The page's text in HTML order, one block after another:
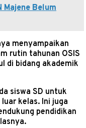
Majene Belum
menyampaikan
rutin tahunan OSIS
di bidang akademik
siswa SD untuk
kelas. Ini juga
pendidikan